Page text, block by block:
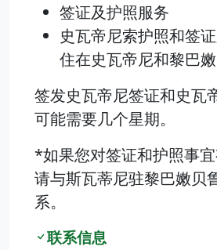
签证及护照服务
史瓦帝尼索护照和签
住在史瓦帝尼和黎巴嫩
签发史瓦帝尼签证和史瓦
可能需要几个星期。
*如果您对签证和护照事宜
请与斯瓦蒂尼驻黎巴嫩贝
系。
联系信息